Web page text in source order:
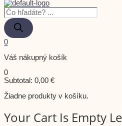
0
Váš nákupný košík
0
Subtotal: 0,00 €
Žiadne produkty v košíku.
Your Cart Is Empty